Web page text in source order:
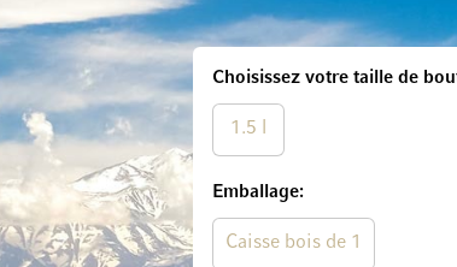
Choisissez votre taille de
1.5 l
Emballage
Caisse bois de 1